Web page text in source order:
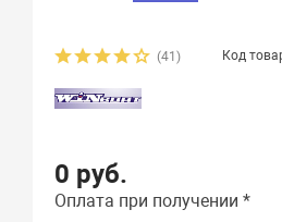
(41) Код
0 руб.
Оплата при получении *